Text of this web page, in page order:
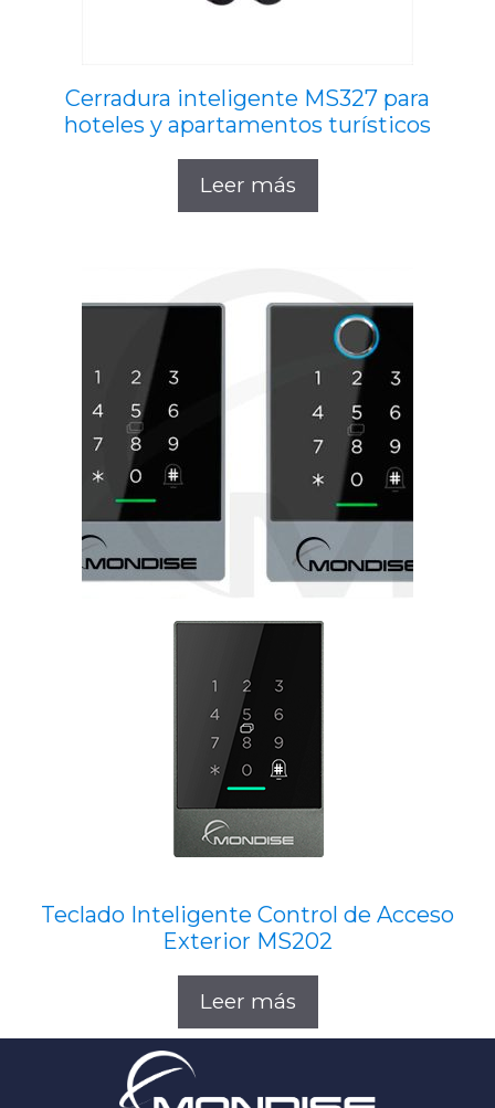
Cerradura inteligente MS327 para
hoteles y apartamentos turísticos
Leer más
Teclado Inteligente Control de Acceso
Exterior MS202
Leer más